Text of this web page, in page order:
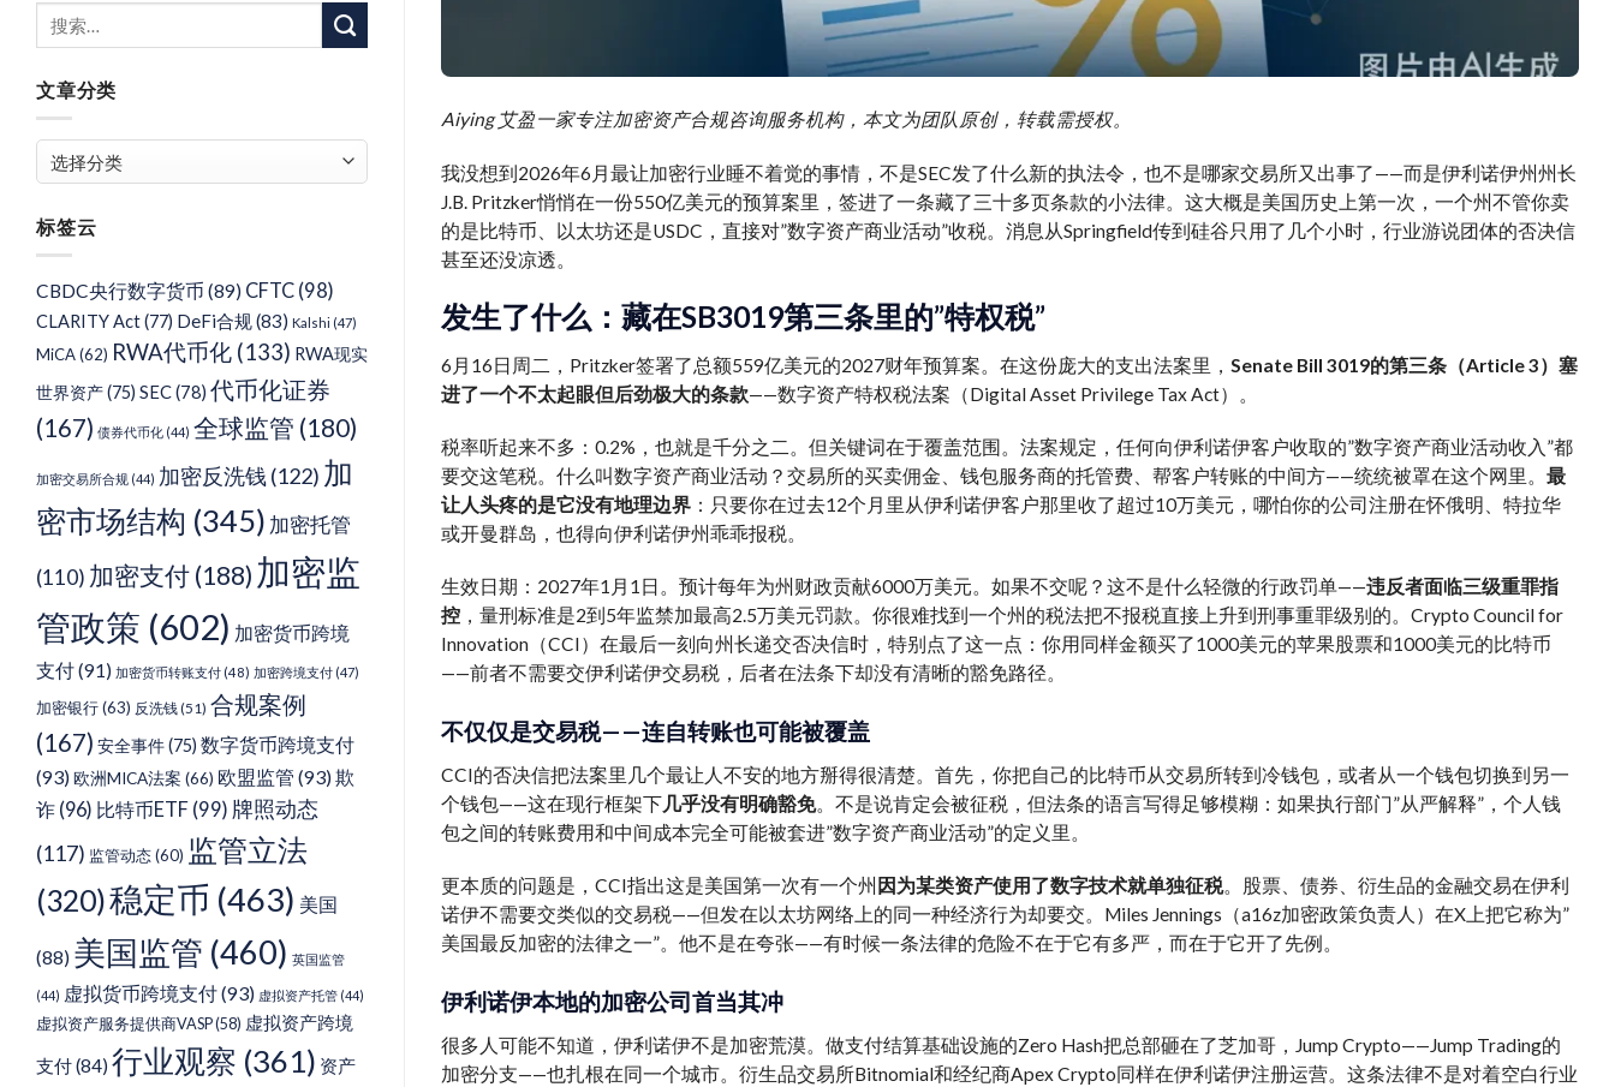
文章分类
章
类
标签云
CBDC央行数字货币 (89) CFTC (98)
CLARITY Act(77) DeFi合规(83) Kalshi (47)
MiCA(62) RWA代币化 (133) RWA现实
世界资产(75) SEC(78) 代币化证券
(167) 债券代币化 (44) 全球监管 (180)
加密交易所合规 (44) 加密反洗钱 (122) 加
密市场结构 (345) 加密托管
(110) 加密支付 (188) 加密监
管政策 (602) 加密货币跨境
支付(91) 加密货币转账支付 (48) 加密跨境支付 (47)
加密银行(63) 反洗钱(51) 合规案例
(167) 安全事件(75) 数字货币跨境支付
(93)欧洲MICA法案 (66) 欧盟监管 (93)欺
诈 (96) 比特币ETF (99) 牌照动态
(117) 监管动态(60) 监管立法
(320)稳定币 (463) 美国
(88) 美国监管 (460) 英国监管
(44) 虚拟货币跨境支付(93) 虚拟资产托管 (44)
虚拟资产服务提供商VASP(58) 虚拟资产跨境
支付(84) 行业观察 (361) 资产
Aiying 艾盈一家专注加密资产合规咨询服务机构，本文为团队原创，转载需授权。
我没想到2026年6月最让加密行业睡不着觉的事情，不是SEC发了什么新的执法令，也不是哪家交易所又出事了——而是伊利诺伊州州长
J.B. Pritzker悄悄在一份550亿美元的预算案里，签进了一条藏了三十多页条款的小法律。这大概是美国历史上第一次，一个州不管你卖
的是比特币、以太坊还是USDC，直接对”数字资产商业活动”收税。消息从Springfield传到硅谷只用了几个小时，行业游说团体的否决信
甚至还没凉透。
发生了什么：藏在SB3019第三条里的”特权税”
6月16日周二，Pritzker签署了总额559亿美元的2027财年预算案。在这份庞大的支出法案里， Senate Bill 3019的第三条（Article 3）塞
进了一个不太起眼但后劲极大的条款——数字资产特权税法案（Digital Asset Privilege Tax Act）。
税率听起来不多：0.2%，也就是千分之二。但关键词在于覆盖范围。法案规定，任何向伊利诺伊客户收取的”数字资产商业活动收入”都
要交这笔税。什么叫数字资产商业活动？交易所的买卖佣金、钱包服务商的托管费、帮客户转账的中间方——统统被罩在这个网里。 最
让人头疼的是它没有地理边界 ：只要你在过去12个月里从伊利诺伊客户那里收了超过10万美元，哪怕你的公司注册在怀俄明、特拉华
或开曼群岛，也得向伊利诺伊州乖乖报税。
生效日期：2027年1月1日。预计每年为州财政贡献6000万美元。如果不交呢？这不是什么轻微的行政罚单——违反者面临三级重罪指
控 ，量刑标准是2到5年监禁加最高2.5万美元罚款。你很难找到一个州的税法把不报税直接上升到刑事重罪级别的。Crypto Council for
Innovation（CCI）在最后一刻向州长递交否决信时，特别点了这一点：你用同样金额买了1000美元的苹果股票和1000美元的比特币
——前者不需要交伊利诺伊交易税，后者在法条下却没有清晰的豁免路径。
不仅仅是交易税——连自转账也可能被覆盖
CCI的否决信把法案里几个最让人不安的地方掰得很清楚。首先，你把自己的比特币从交易所转到冷钱包，或者从一个钱包切换到另一
个钱包——这在现行框架下几乎没有明确豁免。不是说肯定会被征税，但法条的语言写得足够模糊：如果执行部门”从严解释”，个人钱
包之间的转账费用和中间成本完全可能被套进”数字资产商业活动”的定义里。
更本质的问题是，CCI指出这是美国第一次有一个州 因为某类资产使用了数字技术就单独征税。股票、债券、衍生品的金融交易在伊利
诺伊不需要交类似的交易税——但发在以太坊网络上的同一种经济行为却要交。Miles Jennings（a16z加密政策负责人）在X上把它称为”
美国最反加密的法律之一”。他不是在夸张——有时候一条法律的危险不在于它有多严，而在于它开了先例。
伊利诺伊本地的加密公司首当其冲
很多人可能不知道，伊利诺伊不是加密荒漠。做支付结算基础设施的Zero Hash把总部砸在了芝加哥，Jump Crypto——Jump Trading的
加密分支——也扎根在同一个城市。衍生品交易所Bitnomial和经纪商Apex Crypto同样在伊利诺伊注册运营。这条法律不是对着空白行业